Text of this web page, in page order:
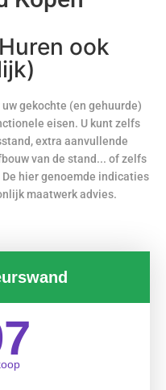
ook
gekochte (en gehuurde)
eisen. U kunt zelfs
extra aanvullende
van de stand... of zelfs
hier genoemde indicaties
maatwerk advies.